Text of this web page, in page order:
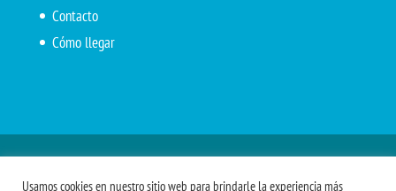
Contacto
Cómo llegar
Usamos cookies en nuestro sitio web para brindarle la experiencia más